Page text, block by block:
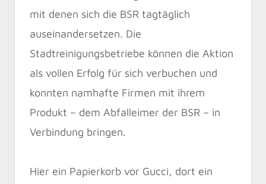
mit denen sich die BSR tagtäglich
auseinandersetzen. Die
Stadtreinigungsbetriebe können die Aktion
als vollen Erfolg für sich verbuchen und
konnten namhafte Firmen mit ihrem
Produkt – dem Abfalleimer der BSR – in
Verbindung bringen.
Hier ein Papierkorb vor Gucci, dort ein